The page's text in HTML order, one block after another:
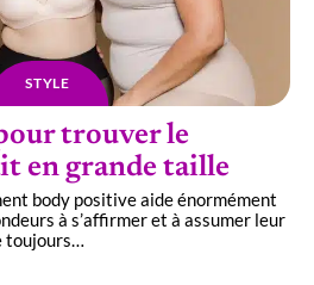
STYLE
trouver le
en grande taille
body positive aide énormément
à s’affirmer et à assumer leur
toujours…